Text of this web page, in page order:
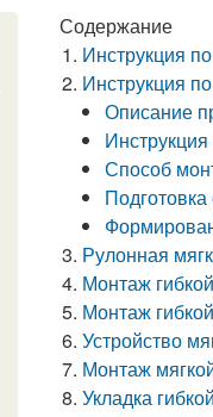
Содержание
Инструкция
Инструкция
Описание
Способ
Рулонная
Монтаж
Монтаж
Устройство
Монтаж
Укладка